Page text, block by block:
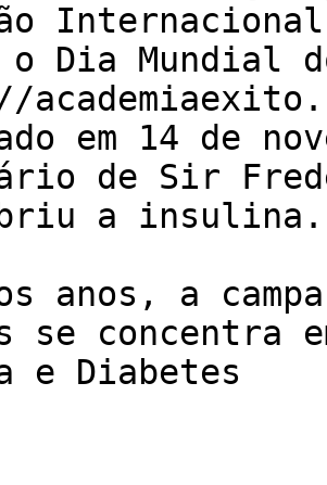
o Dia Mundial
em 14 de
de Sir
a insulina.
se concentra
e Diabetes